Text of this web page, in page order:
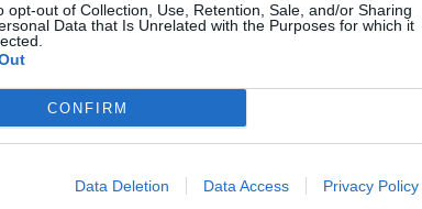
opt-out of Collection, Use, Retention, Sale, and/or Sharing
Data that Is Unrelated with the Purposes for which it
CONFIRM
Data Deletion Data Access Privacy Policy